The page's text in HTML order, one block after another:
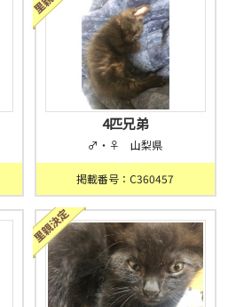
4匹兄弟
♂・♀ 山梨県
掲載番号：C360457